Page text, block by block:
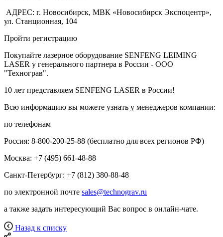
АДРЕС: г. Новосибирск, МВК «Новосибирск Экспоцентр»,
ул. Станционная, 104
Пройти регистрацию
Покупайте лазерное оборудование SENFENG LEIMING
LASER у генерального партнера в России - ООО
"Технограв".
10 лет представляем SENFENG LASER в России!
Всю информацию вы можете узнать у менеджеров компании:
по телефонам
Россия: 8-800-200-25-88 (бесплатно для всех регионов РФ)
Москва: +7 (495) 661-48-88
Санкт-Петербург: +7 (812) 380-88-48
по электронной почте sales@technograv.ru
а также задать интересующий Вас вопрос в онлайн-чате.
Назад к списку